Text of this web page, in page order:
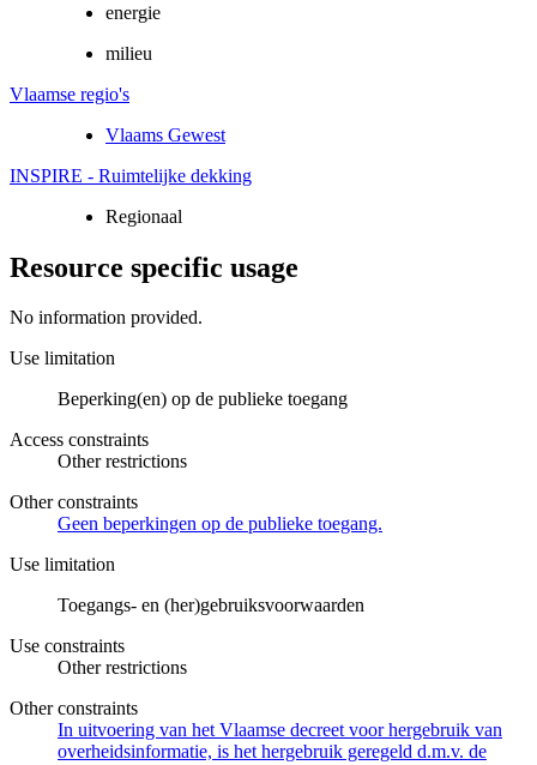
energie
milieu
Vlaamse regio's
Vlaams Gewest
INSPIRE - Ruimtelijke dekking
Regionaal
Resource specific usage
No information provided.
Use limitation
Beperking(en) op de publieke toegang
Access constraints
Other restrictions
Other constraints
Geen beperkingen op de publieke toegang.
Use limitation
Toegangs- en (her)gebruiksvoorwaarden
Use constraints
Other restrictions
Other constraints
In uitvoering van het Vlaamse decreet voor hergebruik van
overheidsinformatie, is het hergebruik geregeld d.m.v. de